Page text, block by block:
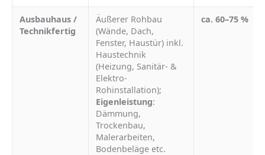
Ausbauhaus /
Technikfertig
Äußerer Rohbau
(Wände, Dach,
Fenster, Haustür) inkl.
Haustechnik
(Heizung, Sanitär- &
Elektro-
Rohinstallation);
Eigenleistung:
Dämmung,
Trockenbau,
Malerarbeiten,
Bodenbeläge etc.
ca. 60–75 %